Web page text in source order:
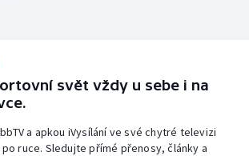
svět vždy u sebe i na
a apkou iVysílání ve své chytré televizi
ruce. Sledujte přímé přenosy, články a